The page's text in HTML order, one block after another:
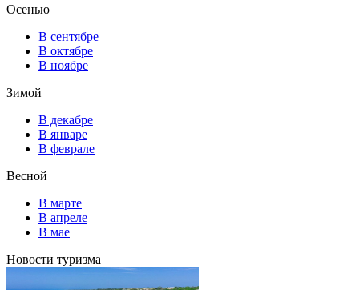
Осенью
В сентябре
В октябре
В ноябре
Зимой
В декабре
В январе
В феврале
Весной
В марте
В апреле
В мае
Новости туризма